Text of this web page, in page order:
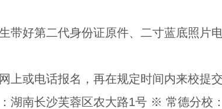
带好第二代身份证原件、二寸蓝底照片
上或电话报名，再在规定时间内来校提
湖南长沙芙蓉区农大路1号 ※ 常德分校